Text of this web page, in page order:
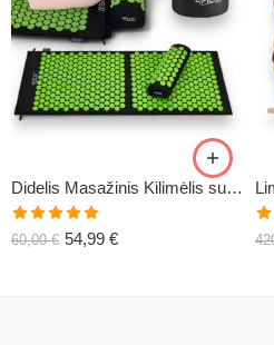
Didelis Masažinis Kilimėlis su Pagalve XL-CLASSIC1
Įvertinimas:
5.00
60,00€ 54,99 €